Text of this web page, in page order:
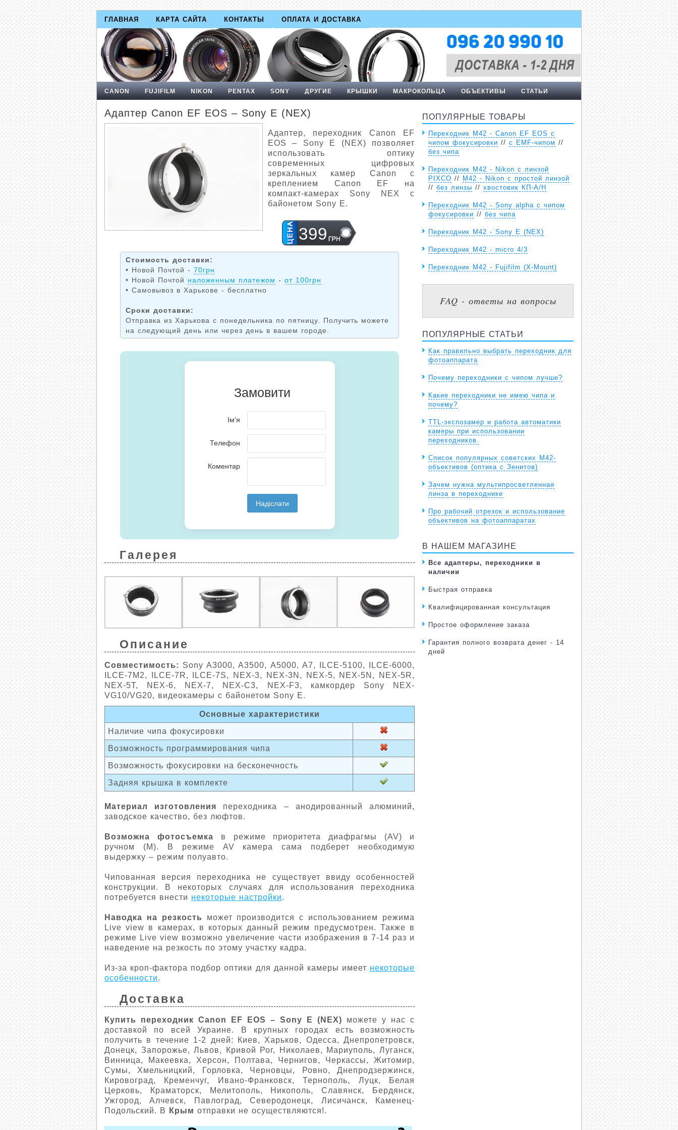
ГЛАВНАЯ КАРТА САЙТА КОНТАКТЫ ОПЛАТА И ДОСТАВКА
CANON FUJIFILM NIKON PENTAX SONY ДРУГИЕ КРЫШКИ МАКРОКОЛЬЦА ОБЪЕКТИВЫ СТАТЬИ
Адаптер Canon EF EOS – Sony E (NEX)
Адаптер, переходник Canon EF
EOS – Sony E (NEX) позволяет
использовать оптику
современных цифровых
зеркальных камер Canon с
креплением Canon EF на
компакт-камерах Sony NEX с
байонетом Sony E.
399
Стоимость доставки:
• Новой Почтой - 70грн
• Новой Почтой наложенным платежом - от 100грн
• Самовывоз в Харькове - бесплатно
Сроки доставки:
Отправка из Харькова с понедельника по пятницу. Получить можете
на следующий день или через день в вашем городе.
Галерея
Описание
Совместимость: Sony A3000, A3500, A5000, A7, ILCE-5100, ILCE-6000,
ILCE-7M2, ILCE-7R, ILCE-7S, NEX-3, NEX-3N, NEX-5, NEX-5N, NEX-5R,
NEX-5T, NEX-6, NEX-7, NEX-C3, NEX-F3, камкордер Sony NEX-
VG10/VG20, видеокамеры с байонетом Sony E.
Основные характеристики
Наличие чипа фокусировки
Возможность программирования чипа
Возможность фокусировки на бесконечность
Задняя крышка в комплекте
Материал изготовления переходника – анодированный алюминий,
заводское качество, без люфтов.
Возможна фотосъемка в режиме приоритета диафрагмы (AV) и
ручном (М). В режиме AV камера сама подберет необходимую
выдержку – режим полуавто.
Чипованная версия переходника не существует ввиду особенностей
конструкции. В некоторых случаях для использования переходника
потребуется внести некоторые настройки.
Наводка на резкость
может производится с использованием режима
Live view в камерах, в которых данный режим предусмотрен. Также в
режиме Live view возможно увеличение части изображения в 7-14 раз и
наведение на резкость по этому участку кадра.
Из-за кроп-фактора подбор оптики для данной камеры имеет некоторые
особенности.
Доставка
Купить переходник Canon EF EOS – Sony E (NEX) можете у нас с
доставкой по всей Украине. В крупных городах есть возможность
получить в течение 1-2 дней: Киев, Харьков, Одесса, Днепропетровск,
Донецк, Запорожье, Львов, Кривой Рог, Николаев, Мариуполь, Луганск,
Винница, Макеевка, Херсон, Полтава, Чернигов, Черкассы, Житомир,
Сумы, Хмельницкий, Горловка, Черновцы, Ровно, Днепродзержинск,
Кировоград, Кременчуг, Ивано-Франковск, Тернополь, Луцк, Белая
Церковь, Краматорск, Мелитополь, Никополь, Славянск, Бердянск,
Ужгород, Алчевск, Павлоград, Северодонецк, Лисичанск, Каменец-
Подольский. В
Крым отправки не осуществляются!.
ПОПУЛЯРНЫЕ ТОВАРЫ
Переходник М42 - Canon EF EOS с
чипом фокусировки // с EMF-чипом //
без чипа
Переходник М42 - Nikon с линзой
PIXCO // М42 - Nikon с простой линзой
// без линзы // хвостовик КП-А/Н
Переходник М42 - Sony alpha с чипом
фокусировки // без чипа
Переходник М42 - Sony E (NEX)
Переходник М42 - micro 4/3
Переходник М42 - Fujifilm (X-Mount)
FAQ - ответы на вопросы
ПОПУЛЯРНЫЕ СТАТЬИ
Как правильно выбрать переходник для
фотоаппарата
Почему переходники с чипом лучше?
Какие переходники не имею чипа и
почему?
TTL-экспозамер и работа автоматики
камеры при использовании
переходников.
Список популярных советских М42-
объективов (оптика с Зенитов)
Зачем нужна мультипросветленная
линза в переходнике
Про рабочий отрезок и использование
объективов на фотоаппаратах
В НАШЕМ МАГАЗИНЕ
Все адаптеры, переходники в
наличии
Быстрая отправка
Квалифицированная консультация
Простое оформление заказа
Гарантия полного возврата денег - 14
дней